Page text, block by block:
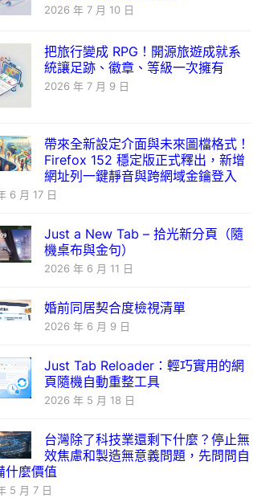
2026 年 7 月 10 日
把旅行變成 RPG！開源旅遊成就系
統讓足跡、徽章、等級一次擁有
2026 年 7 月 9 日
帶來全新設定介面與未來圖檔格式！
Firefox 152 穩定版正式釋出，新增
網址列一鍵靜音與跨網域金鑰登入
6 月 17 日
Just a New Tab – 拾光新分頁（隨
機桌布與金句）
2026 年 6 月 11 日
婚前同居契合度檢視清單
2026 年 6 月 9 日
Just Tab Reloader：輕巧實用的網
頁隨機自動重整工具
2026 年 5 月 18 日
台灣除了科技業還剩下什麼？停止無
效焦慮和製造無意義問題，先問問自
什麼價值
5 月 7 日